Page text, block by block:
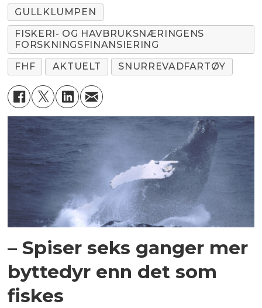
GULLKLUMPEN
FISKERI- OG HAVBRUKSNÆRINGENS
FORSKNINGSFINANSIERING
FHF
AKTUELT SNURREVADFARTØY
– Spiser seks ganger mer
byttedyr enn det som
fiskes